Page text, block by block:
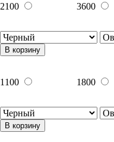
2100
3600
В корзину
1100
1800
В корзину